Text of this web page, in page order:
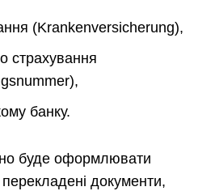
(Krankenversicherung),
страхування
банку.
буде оформлювати
документи,